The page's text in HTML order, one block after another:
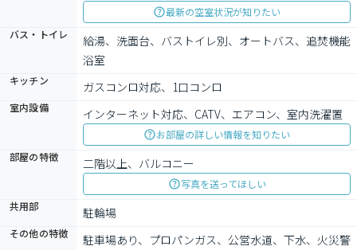
最新の空室状況が知りたい
バス・トイレ
給湯、洗面台、バストイレ別、オートバス、追焚機能
浴室
キッチン ガスコンロ対応、1口コンロ
室内設備 インターネット対応、CATV、エアコン、室内洗濯置
お部屋の詳しい情報を知りたい
部屋の特徴
二階以上、バルコニー
写真を送ってほしい
共用部
駐輪場
その他の特徴
駐車場あり、プロパンガス、公営水道、下水、火災警